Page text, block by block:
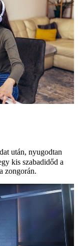
után, nyugodtan
kis szabadidőd a
zongorán.